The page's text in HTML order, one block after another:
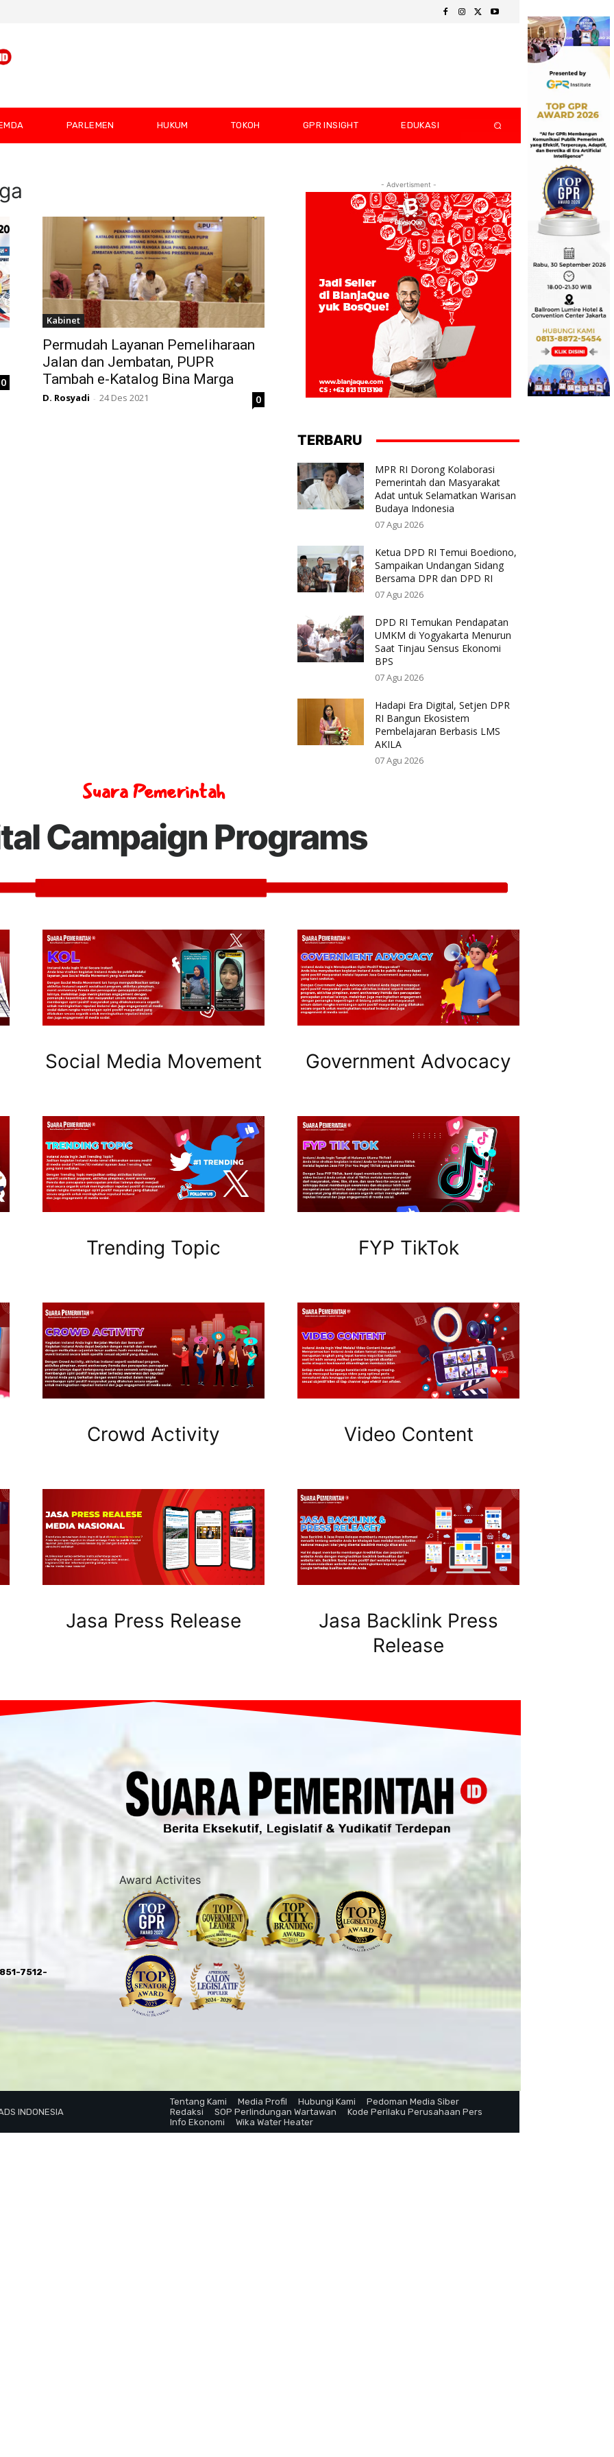
PARLEMEN HUKUM TOKOH GPR INSIGHT EDUKASI
0
Kabinet
Permudah Layanan Pemeliharaan
Jalan dan Jembatan, PUPR
Tambah e-Katalog Bina Marga
D. Rosyadi - 24 Des 2021 0
- Advertisment -
TERBARU
MPR RI Dorong Kolaborasi
Pemerintah dan Masyarakat
Adat untuk Selamatkan Warisan
Budaya Indonesia
07 Agu 2026
Ketua DPD RI Temui Boediono,
Sampaikan Undangan Sidang
Bersama DPR dan DPD RI
07 Agu 2026
DPD RI Temukan Pendapatan
UMKM di Yogyakarta Menurun
Saat Tinjau Sensus Ekonomi
BPS
07 Agu 2026
Hadapi Era Digital, Setjen DPR
RI Bangun Ekosistem
Pembelajaran Berbasis LMS
AKILA
07 Agu 2026
Suara Pemerintah
Campaign Programs
Social Media Movement
Trending Topic
Crowd Activity
Jasa Press Release
Government Advocacy
FYP TikTok
Video Content
Jasa Backlink Press
Release
7512-
Award Activites
INDONESIA
Tentang Kami Media Profil Hubungi Kami
Pedoman Media Siber
Redaksi
SOP Perlindungan Wartawan
Kode Perilaku Perusahaan Pers
Info Ekonomi
Wika Water Heater